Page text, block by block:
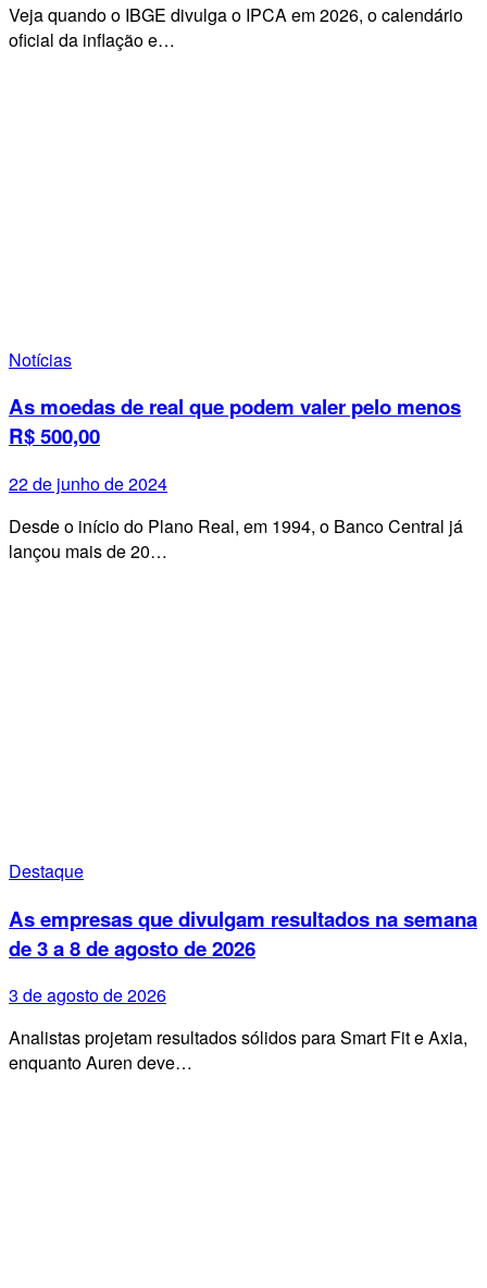
Veja quando o IBGE divulga o IPCA em 2026, o calendário
oficial da inflação e…
Notícias
As moedas de real que podem valer pelo menos
R$ 500,00
22 de junho de 2024
Desde o início do Plano Real, em 1994, o Banco Central já
lançou mais de 20…
Destaque
As empresas que divulgam resultados na semana
de 3 a 8 de agosto de 2026
3 de agosto de 2026
Analistas projetam resultados sólidos para Smart Fit e Axia,
enquanto Auren deve…